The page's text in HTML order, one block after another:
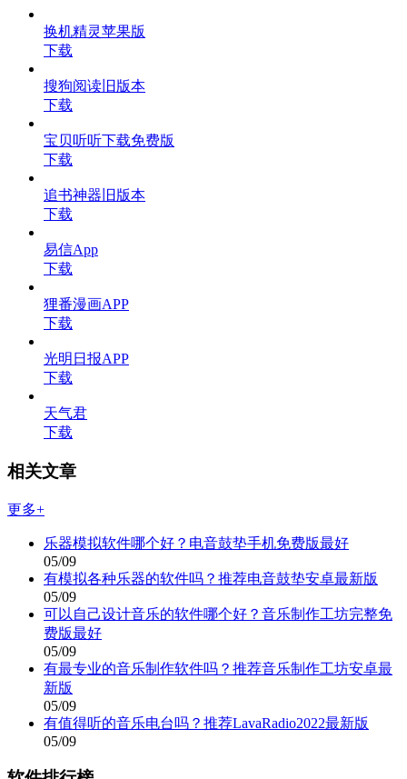
换机精灵苹果版
下载
搜狗阅读旧版本
下载
宝贝听听下载免费版
下载
追书神器旧版本
下载
易信App
下载
狸番漫画APP
下载
光明日报APP
下载
天气君
下载
相关文章
更多+
乐器模拟软件哪个好？电音鼓垫手机免费版最好
05/09
有模拟各种乐器的软件吗？推荐电音鼓垫安卓最新版
05/09
可以自己设计音乐的软件哪个好？音乐制作工坊完整免
费版最好
05/09
有最专业的音乐制作软件吗？推荐音乐制作工坊安卓最
新版
05/09
有值得听的音乐电台吗？推荐LavaRadio2022最新版
05/09